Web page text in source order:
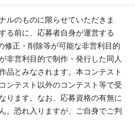
ルのものに限らせていただきま
る前に、応募者自身が運営する
修正・削除等が可能な非営利目的
非営利目的で制作・発行した同人
品とみなされます。本コンテスト
ンテスト以外のコンテスト等で受
ります。なお、応募資格の有無に
。恐れ入りますが、ご自身でご判